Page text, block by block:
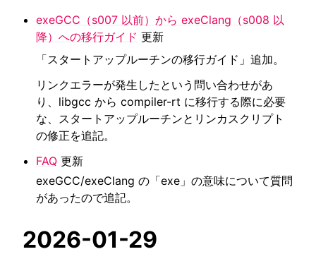
exeGCC（s007 以前）から exeClang（s008 以
降）への移行ガイド 更新
「スタートアップルーチンの移行ガイド」追加。
リンクエラーが発生したという問い合わせがあ
り、libgcc から compiler-rt に移行する際に必要
な、スタートアップルーチンとリンカスクリプト
の修正を追記。
FAQ 更新
exeGCC/exeClang の「exe」の意味について質問
があったので追記。
2026-01-29